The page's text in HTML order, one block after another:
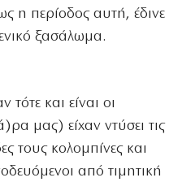
η περίοδος αυτή, έδινε
ξασάλωμα.
τότε και είναι οι
μας) είχαν ντύσει τις
τους κολομπίνες και
από τιμητική